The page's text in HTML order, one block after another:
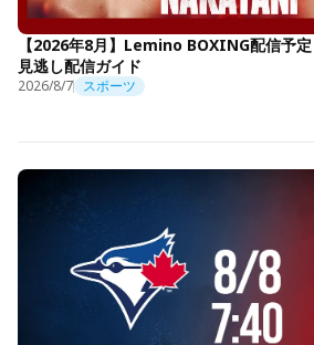
【2026年8月】Lemino BOXING配信予
見逃し配信ガイド
2026/8/7 スポーツ